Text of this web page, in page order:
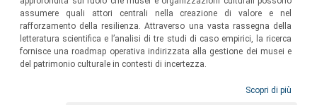
assumere quali attori centrali nella creazione di valore e nel
rafforzamento della resilienza. Attraverso una vasta rassegna della
letteratura scientifica e l’analisi di tre studi di caso empirici, la ricerca
fornisce una roadmap operativa indirizzata alla gestione dei musei e
del patrimonio culturale in contesti di incertezza.
Scopri di più